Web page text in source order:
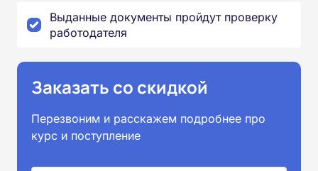
Выданные документы пройдут проверку
работодателя
Заказать со скидкой
Перезвоним и расскажем подробнее про
курс и поступление